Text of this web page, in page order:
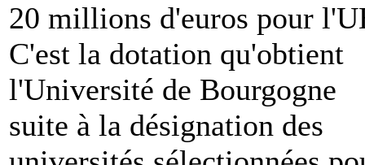
20 millions d'euros pour
C'est la dotation qu'obtient
l'Université de Bourgogne
suite à la désignation des